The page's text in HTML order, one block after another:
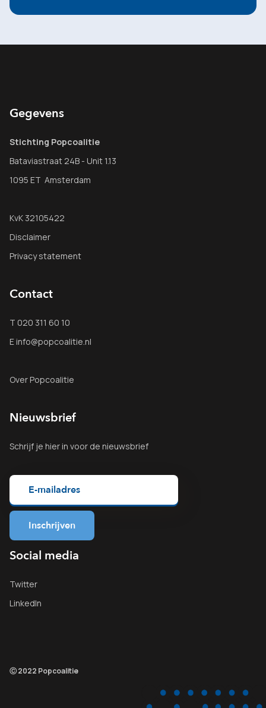
Gegevens
Stichting Popcoalitie
Bataviastraat 24B - Unit 1.13
1095 ET Amsterdam
KvK 32105422
Disclaimer
Privacy statement
Contact
T 020 311 60 10
E info@popcoalitie.nl
Over Popcoalitie
Nieuwsbrief
Schrijf je hierin voor de nieuwsbrief
Social media
Twitter
LinkedIn
Ⓒ 2022 Popcoalitie